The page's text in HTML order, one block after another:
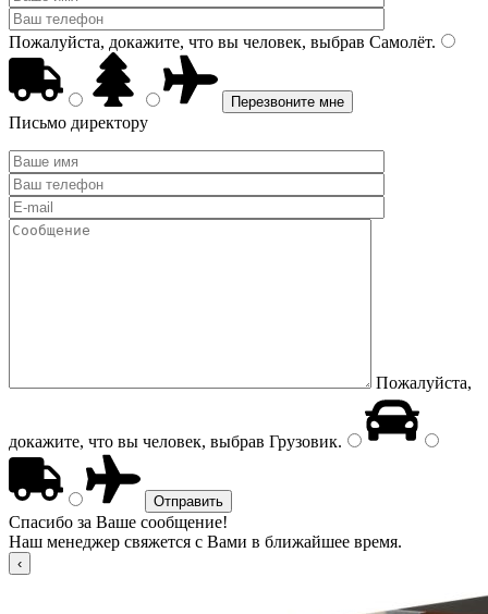
Пожалуйста, докажите, что вы человек, выбрав Самолёт.
Письмо директору
Пожалуйста,
докажите, что вы человек, выбрав Грузовик.
Спасибо за Ваше сообщение!
Наш менеджер свяжется с Вами в ближайшее время.